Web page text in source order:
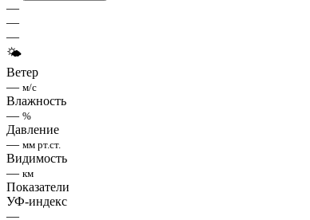
—
—
—
🌤
Ветер
— м/с
Влажность
— %
Давление
— мм рт.ст.
Видимость
— км
Показатели
УФ-индекс
—